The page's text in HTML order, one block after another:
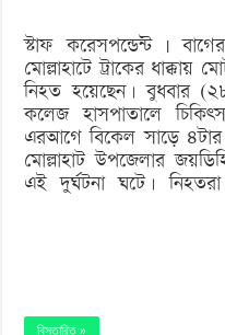
স্টাফ করেসপন্ডেন্ট |
মোল্লাহাটে ট্রাকের
নিহত হয়েছেন। বুধবার
কলেজ হাসপাতালে
এরআগে বিকেল সাড়ে ৪টার
মোল্লাহাট উপজেলার
এই দুর্ঘটনা ঘটে।
বিস্তারিত »